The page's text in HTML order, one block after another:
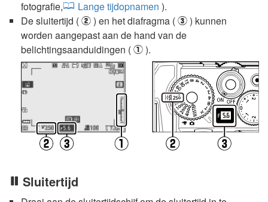
fotografie,
Lange tijdopnamen ).
De sluitertijd ( w ) en het diafragma ( e ) kunnen
worden aangepast aan de hand van de
belichtingsaanduidingen ( q ).
Sluitertijd